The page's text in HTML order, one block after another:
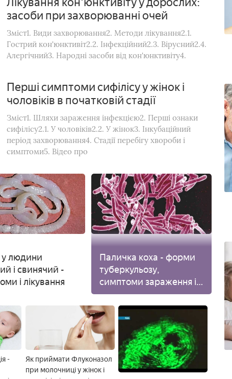
засоби при захворюванні очей
Зміст1. Види захворювання2. Методи лікування2.1.
Гострий кон'юнктивіт2.2. Інфекційний2.3. Вірусний2.4.
Алергічний3. Народні засоби від кон'юнктивіту4.
Перші симптоми сифілісу у жінок і
чоловіків в початковій стадії
Зміст1. Шляхи зараження інфекцією2. Перші ознаки
сифілісу2.1. У чоловіків2.2. У жінок3. Інкубаційний
період захворювання4. Стадії перебігу хвороби і
симптоми5. Відео про
у людини
і свинячий -
і лікування
Паличка коха - форми
туберкульозу,
симптоми зараження і
наслідки
-
Як приймати Флуконазол
при молочниці у жінок і